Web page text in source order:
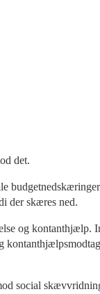
det.
der skæres ned.
og kontanthjælp.
social